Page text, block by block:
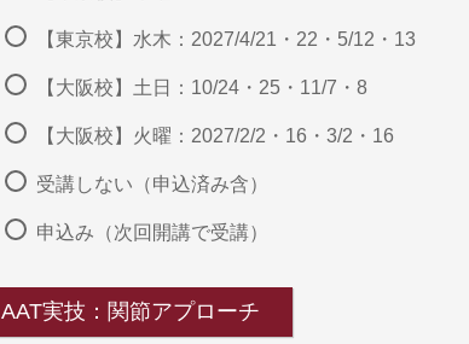
【東京校】水木：2027/4/21・22・5/12・13
【大阪校】土日：10/24・25・11/7・8
【大阪校】火曜：2027/2/2・16・3/2・16
受講しない（申込済み含）
申込み（次回開講で受講）
AAT実技：関節アプローチ